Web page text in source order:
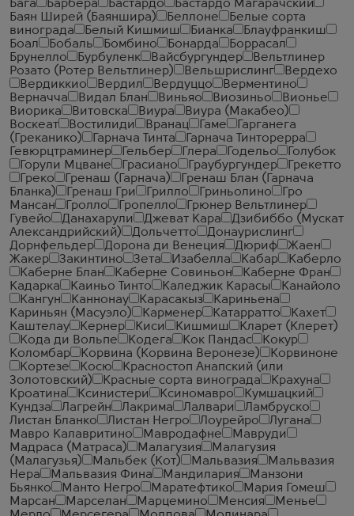
Бага
Барбера Бастардо
Бастардо Магарачский
Баян Ширей (Баяншира)
Беллоне
Белые сорта
винограда
Белый Кишмиш Бианка
Блауфранкиш
Боал
Бобаль Бомбино Бонарда
Боррасал
Брунелло
Бурбуленк Вайсбургундер
Вельтлинер
Розато (Ротер Вельтлинер)
Вельшрислинг
Вердехо
Вердиккио
Вердил Вердуццо
Верментино
Верначча
Видал Блан Виньяо Виозиньо
Вионье
Виорика
Витовска Виура
Виура (Макабео)
Воскеат
Востилиди Вранац Гаме
Гарганега
(Греканико)
Гарнача Тинта
Гарнача Тинторерра
Гевюрцтраминер
Гельбер Глера Годельо
Голубок
Горули Мцване
Грасиано Граубургундер
Грекетто
Греко
Гренаш (Гарнача)
Гренаш Блан (Гарнача
Бланка)
Гренаш Гри Грилло Гриньолино
Гро
Мансан
Гролло Гропелло
Грюнер Вельтлинер
Гувейо
Данахарули Джеват Кара
Дзибиббо (Мускат
Александрийский)
Дольчетто
Донаурислинг
Дорнфельдер
Дорона ди Венеция Дюриф
Жаен
Жакер
Закинтино Зета Изабелла Кабар
Каберло
Каберне Блан
Каберне Совиньон
Каберне Фран
Кадарка
Каиньо Тинто Каледжик Карасы
Канайоло
Кангун
Каннонау Карасакыз
Кариньена
Кариньян (Масуэло)
Карменер Катарратто
Кахет
Каштелау
Кернер Киси Кишмиш
Кларет (Клерет)
Кода ди Вольпе
Кодега Кок Пандас
Кокур
Коломбар
Корвина (Корвина Веронезе)
Корвиноне
Кортезе
Косю
Красностоп Анапский (или
Золотовский)
Красные сорта винограда
Крахуна
Кроатина
Ксинистери Ксиномавро
Кумшацкий
Кундза
Лагрейн Лакрима Лалвари
Ламбруско
Листан Бланко
Листан Негро Лоурейро
Лугана
Мавро Калавритино
Мавродафне
Мавруди
Мадраса (Матраса)
Малагузия
Малагузия
(Малагузья)
Мальбек (Кот) Мальвазия
Мальвазия
Нера
Мальвазия Фина Мандилария
Манзони
Бьянко
Манто Негро Маратефтико
Мария Гомеш
Марсан
Марселан Марцемино Менсия
Менье